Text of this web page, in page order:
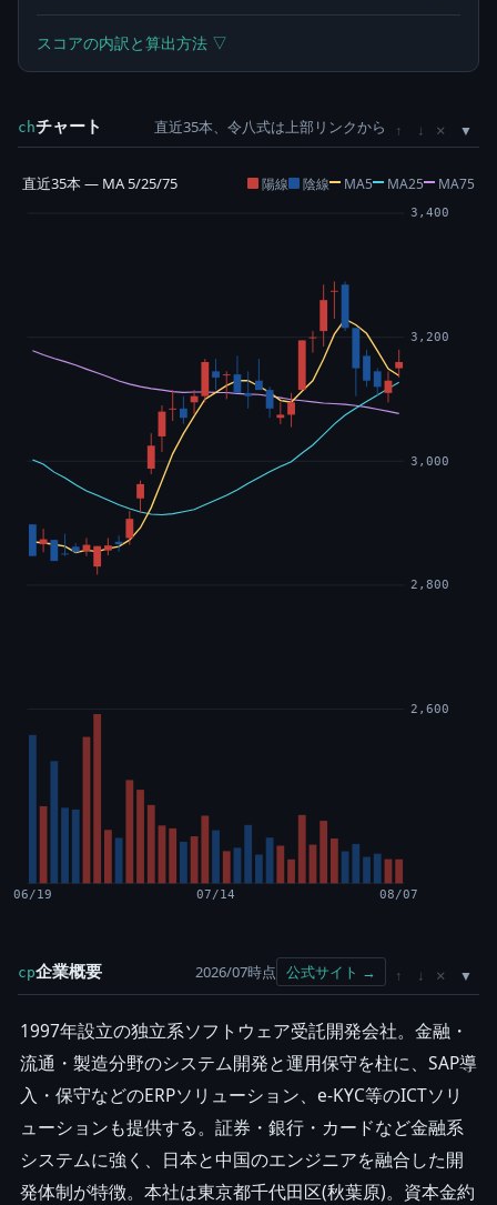
スコアの内訳と算出方法 ▽
chチャート 直近35本、令八式は上部リンクから ↑ ↓ ×
直近35本 — MA 5/25/75 陽線 陰線 MA5 MA25 MA75
2,600
2,800
3,000
3,200
3,400
06/19 07/14 08/07
cp企業概要 2026/07時点 公式サイト → ↑ ↓ ×
1997年設立の独立系ソフトウェア受託開発会社。金融・
流通・製造分野のシステム開発と運用保守を柱に、SAP導
入・保守などのERPソリューション、e-KYC等のICTソリ
ューションも提供する。証券・銀行・カードなど金融系
システムに強く、日本と中国のエンジニアを融合した開
発体制が特徴。本社は東京都千代田区(秋葉原)。資本金約